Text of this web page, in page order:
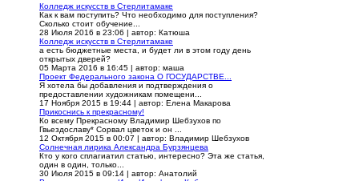
Колледж искусств в Стерлитамаке
Как к вам поступить? Что необходимо для поступления?
Сколько стоит обучение...
28 Июля 2016 в 23:06 | автор: Катюша
Колледж искусств в Стерлитамаке
а есть бюджетные места, и будет ли в этом году день
открытых дверей?
05 Марта 2016 в 16:45 | автор: маша
Проект Федерального закона О ГОСУДАРСТВЕ...
Я хотела бы добавления и подтверждения о
предоставлении художникам помещени...
17 Ноября 2015 в 19:44 | автор: Елена Макарова
Прикоснись к прекрасному!
Ко всему Прекрасному Владимир Шебзухов по
Гвьездославу* Сорвал цветок и он ...
12 Октября 2015 в 00:07 | автор: Владимир Шебзухов
Солнечная лирика Александра Бурзянцева
Кто у кого сплагиатил статью, интересно? Эта же статья,
один в один, только...
30 Июля 2015 в 09:14 | автор: Анатолий